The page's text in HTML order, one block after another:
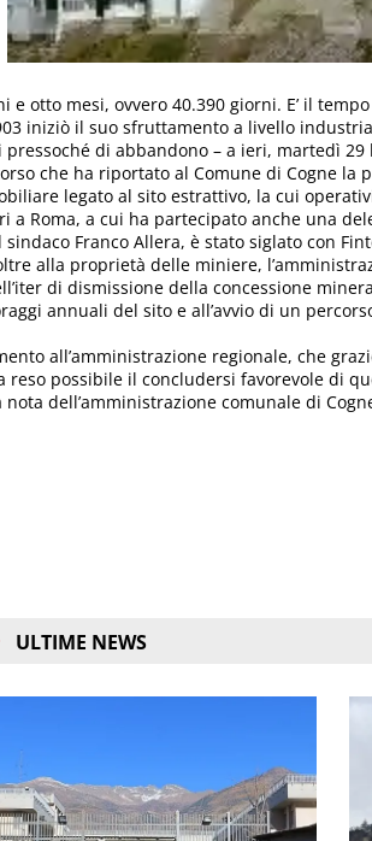
e otto mesi, ovvero 40.390 giorni. E’ il
iniziò il suo sfruttamento a livello
di abbandono – a ieri, martedì
che ha riportato al Comune di Cogne
legato al sito estrattivo, la cui
a Roma, a cui ha partecipato anche una
Franco Allera, è stato siglato con
alla proprietà delle miniere,
di dismissione della concessione
annuali del sito e all’avvio di un
all’amministrazione regionale, che
reso possibile il concludersi favorevole di
dell’amministrazione comunale di
ULTIME NEWS